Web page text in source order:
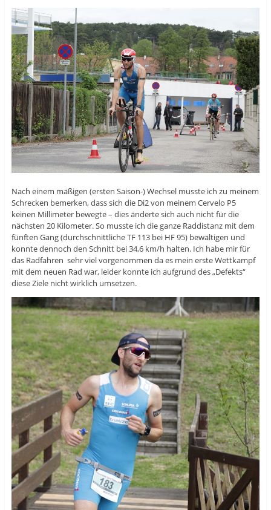
Nach einem mäßigen (ersten Saison-) Wechsel musste ich zu meinem
Schrecken bemerken, dass sich die Di2 von meinem Cervelo P5
keinen Millimeter bewegte – dies änderte sich auch nicht für die
nächsten 20 Kilometer. So musste ich die ganze Raddistanz mit dem
fünften Gang (durchschnittliche TF 113 bei HF 95) bewältigen und
konnte dennoch den Schnitt bei 34,6 km/h halten. Ich habe mir für
das Radfahren sehr viel vorgenommen da es mein erste Wettkampf
mit dem neuen Rad war, leider konnte ich aufgrund des „Defekts“
diese Ziele nicht wirklich umsetzen.